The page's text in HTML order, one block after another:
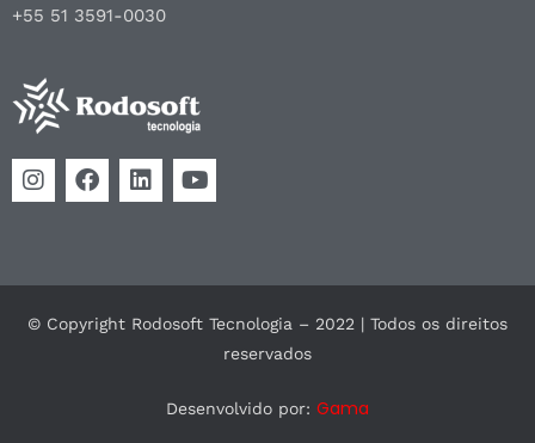
+55 51 3591-0030
© Copyright Rodosoft Tecnologia – 2022 | Todos os direitos
reservados
Desenvolvido por: Gama